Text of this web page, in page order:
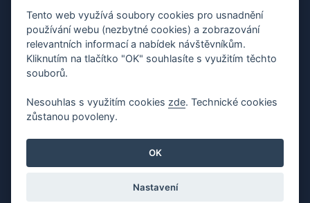
Jak se k nám dostanete
Mapa centra
Parkování
Ochrana osobních údajů
Upravit nastavení cookies
Tento web využívá soubory cookies pro usnadnění
používání webu (nezbytné cookies) a zobrazování
relevantních informací a nabídek návštěvníkům.
Kliknutím na tlačítko "OK" souhlasíte s využitím těchto
souborů.
Nesouhlas s využitím cookies zde. Technické cookies
zůstanou povoleny.
OK
Nastavení